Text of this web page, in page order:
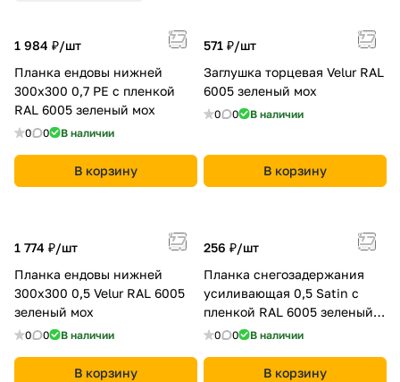
1 984 ₽/шт
Планка ендовы нижней
300х300 0,7 PE с пленкой
RAL 6005 зеленый мох
0 0 В наличии
В корзину
571 ₽/шт
Заглушка торцевая Velur RAL
6005 зеленый мох
0 0 В наличии
В корзину
1 774 ₽/шт
Планка ендовы нижней
300х300 0,5 Velur RAL 6005
зеленый мох
0 0 В наличии
В корзину
256 ₽/шт
Планка снегозадержания
усиливающая 0,5 Satin с
пленкой RAL 6005 зеленый
мох
0 0 В наличии
В корзину